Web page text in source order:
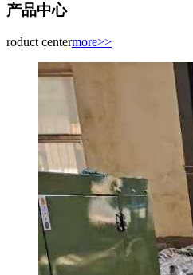
产品中心
roduct centermore>>